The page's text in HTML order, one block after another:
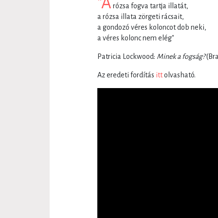
rózsa fogva tartja illatát,
a rózsa illata zörgeti rácsait,
a gondozó véres koloncot dob neki,
a véres kolonc nem elég"
Patricia Lockwood: Minek a fogság?
Az eredeti fordítás ittolvasható.